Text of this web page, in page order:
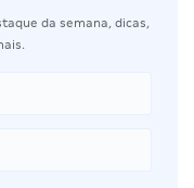
da semana, dicas,